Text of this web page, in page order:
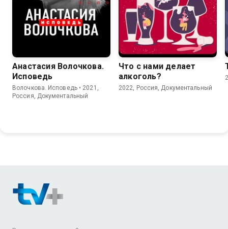
Анастасия Волочкова.
Исповедь
Волочкова. Исповедь • 2021,
Россия, Документальный
Что с нами делает
алкоголь?
2022, Россия, Документальный